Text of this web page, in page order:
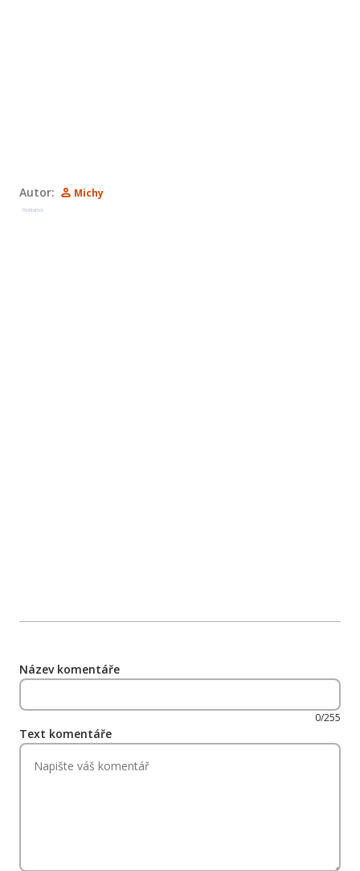
Autor: Michy
Reklama
Název komentáře
0/255
Text komentáře